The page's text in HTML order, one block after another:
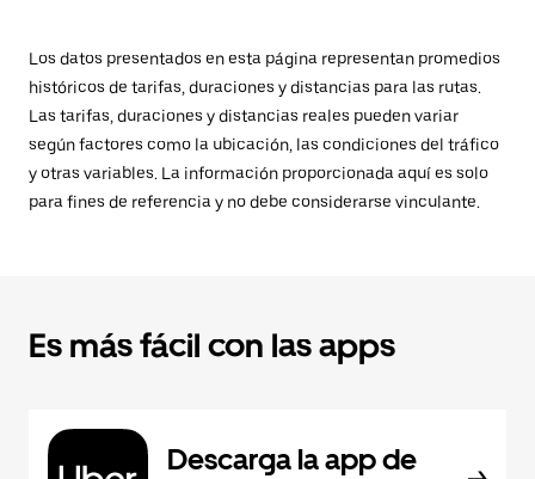
Los datos presentados en esta página representan promedios
históricos de tarifas, duraciones y distancias para las rutas.
Las tarifas, duraciones y distancias reales pueden variar
según factores como la ubicación, las condiciones del tráfico
y otras variables. La información proporcionada aquí es solo
para fines de referencia y no debe considerarse vinculante.
Es más fácil con las apps
Descarga la app de